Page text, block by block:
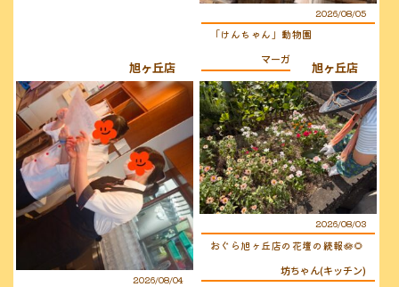
2026/08/05
「けんちゃん」動物園
マーガレット(キッチン)
旭ヶ丘店
2026/08/04
旭ヶ丘店
2026/08/03
おぐら旭ヶ丘店の花壇の続報🪷🌻
坊ちゃん(キッチン)